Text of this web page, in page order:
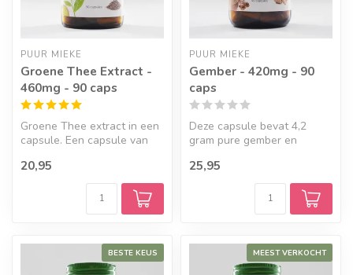
PUUR MIEKE
Groene Thee Extract -
460mg - 90 caps
Groene Thee extract in een
capsule. Een capsule van
be...
20,95
PUUR MIEKE
Gember - 420mg - 90
caps
Deze capsule bevat 4,2
gram pure gember en
immuunsysteem. Ontdek...
25,95
BESTE KEUS MEEST VERKOCHT